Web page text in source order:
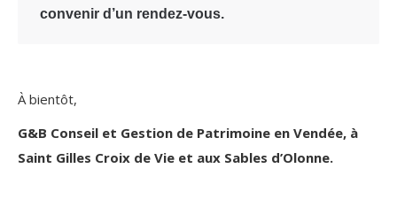
convenir d’un rendez-vous.
À bientôt,
G&B Conseil et Gestion de Patrimoine en Vendée, à
Saint Gilles Croix de Vie et aux Sables d’Olonne.